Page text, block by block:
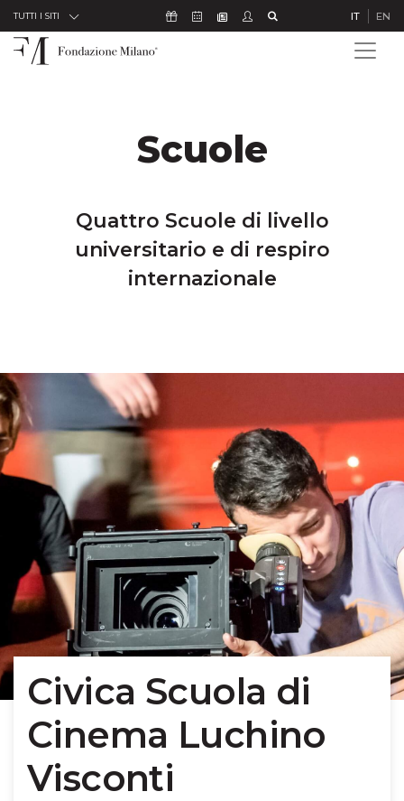
Skip to Content
TUTTI I SITI Icona Sostienici
Icona Calendario Eventi
Icona Newsletter
Icona Studenti IT EN
Scuole
Quattro Scuole di livello
universitario e di respiro
internazionale
Civica Scuola di
Cinema Luchino
Visconti